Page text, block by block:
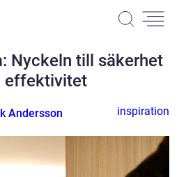
Nyckeln till säkerhet
effektivitet
Andersson inspiration